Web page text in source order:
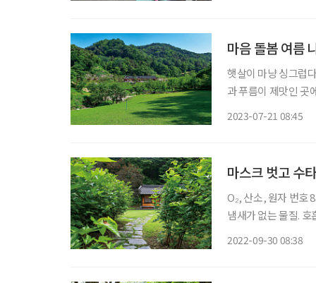
마음 돌봄 여름
햇살이 마냥 싱그럽
과 푸름이 제맛인 곳
2023-07-21 08:45
마스크 벗고 수
O₂, 산소, 원자 번호
냄새가 없는 물질.
2022-09-30 08:38